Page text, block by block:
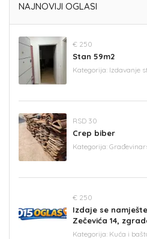
NAJNOVIJI OGLASI
€ 250
Stan 59m2
Kategorija: Izdavanje
RSD 30
Crep biber
Kategorija:
€ 250
Izdaje se
Zečevića 14,
Kategorija: Kuća i